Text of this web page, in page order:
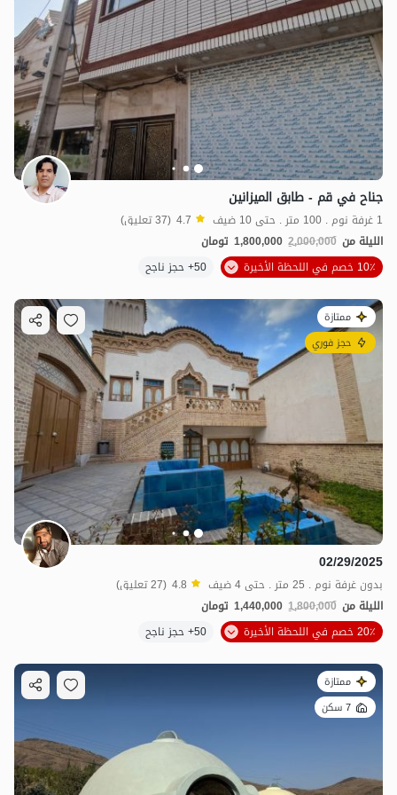
جناح في قم - طابق الميزانين
1 غرفة نوم . 100 متر . حتى 10 ضيف 4.7 (37 تعليق)
الليلة من 2,000,000
1,800,000 تومان
10٪ خصم في اللحظة الأخيرة
50+ حجز ناجح
ممتازة
حجز فوري
02/29/2025
بدون غرفة نوم . 25 متر . حتى 4 ضيف 4.8 (27 تعليق)
الليلة من 1,800,000
1,440,000 تومان
20٪ خصم في اللحظة الأخيرة
50+ حجز ناجح
ممتازة
7 سكن